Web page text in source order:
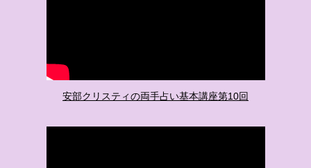
安部クリスティの両手占い基本講座第10回